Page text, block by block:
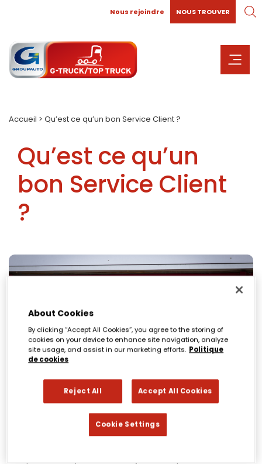
Nous rejoindre NOUS TROUVER
Accueil > Qu’est ce qu’un bon Service Client ?
Qu’est ce qu’un
bon Service Client
?
14 octobre 2019
Nos adhérents prennent la parole et répondent à la
About Cookies
By clicking “Accept All Cookies”, you agree to the storing of
cookies on your device to enhance site navigation, analyze
site usage, and assist in our marketing efforts. Politique
de cookies
Reject All Accept All Cookies
Cookie Settings